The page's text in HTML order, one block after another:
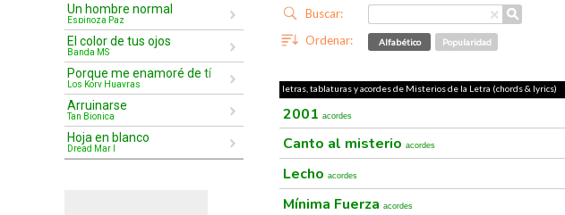
Un hombre normal
Espinoza Paz
El color de tus ojos
Banda MS
Porque me enamoré de tí
Los Kory Huayras
Arruinarse
Tan Bionica
Hoja en blanco
Dread Mar I
×
Buscar: ⚲
Ordenar: Alfabético Popularidad
letras, tablaturas y acordes de Misterios de la Letra (chords & lyrics)
2001 acordes
Canto al misterio acordes
Lecho acordes
Mínima Fuerza acordes